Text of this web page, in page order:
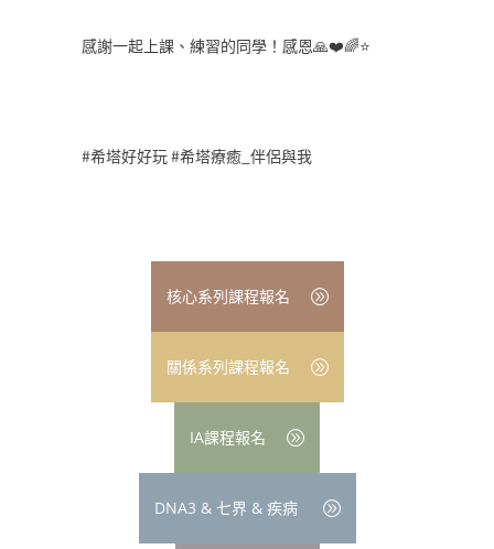
感謝一起上課、練習的同學！感恩🙏❤️🌈⭐️
#希塔好好玩 #希塔療癒_伴侶與我
核心系列課程報名
關係系列課程報名
IA課程報名
DNA3 & 七界 & 疾病